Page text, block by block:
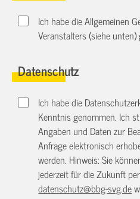
Ich habe die Allgemeinen
Veranstalters (siehe
Datenschutz
Ich habe die
Kenntnis genommen. Ich
Angaben und Daten zur
Anfrage elektronisch
werden. Hinweis: Sie
jederzeit für die Zukunft
datenschutz@bbg-svg.de